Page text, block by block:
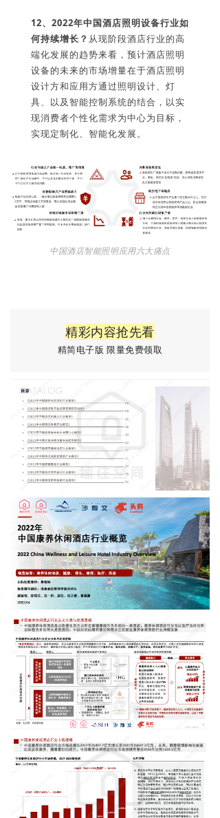
12、2022年中国酒店照明设备行业如
何持续增长？ 从现阶段酒店行业的高
端化发展的趋势来看，预计酒店照明
设备的未来的市场增量在于酒店照明
设计方和应用方通过照明设计、灯
具、以及智能控制系统的结合，以实
现消费者个性化需求为中心为目标，
实现定制化、智能化发展。
中国酒店智能照明应用六大痛点
精彩内容抢先看
精简电子版 限量免费领取